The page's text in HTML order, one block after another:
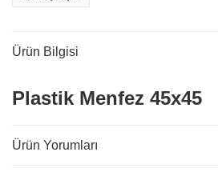
Ürün Bilgisi
Plastik Menfez 45x45
Ürün Yorumları